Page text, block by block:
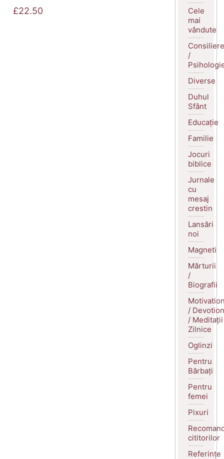
£22.50
Cele
mai
vândute
Consiliere
/
Diverse
Duhul
Sfânt
Educație
Familie
Jocuri
biblice
Jurnale
cu
mesaj
crestin
Lansări
noi
Magneti
Mărturii
/
Biografii
/
/ Meditații
Zilnice
Oglinzi
Pentru
Bărbați
Pentru
femei
Pixuri
cititorilor
Referințe